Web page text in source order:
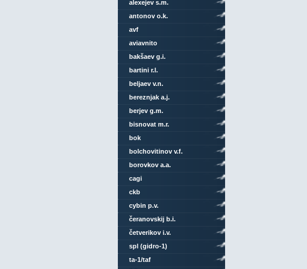
alexejev s.m.
antonov o.k.
avf
aviavnito
bakšaev g.i.
bartini r.l.
beljaev v.n.
bereznjak a.j.
berjev g.m.
bisnovat m.r.
bok
bolchovitinov v.f.
borovkov a.a.
cagi
ckb
cybin p.v.
čeranovskij b.i.
četverikov i.v.
spl (gidro-1)
ta-1/taf